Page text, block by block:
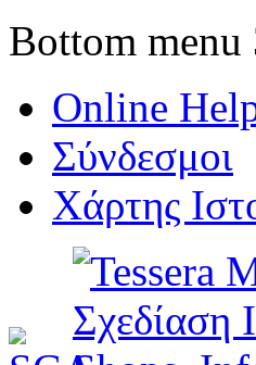
Bottom menu
Online
Σύνδεσμοι
Χάρτης